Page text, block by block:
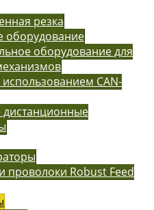
резка
оборудование
оборудование для
CAN-
проволоки Robust Feed